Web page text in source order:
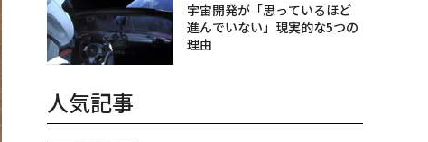
宇宙開発が「思っているほど
進んでいない」現実的な5つの
理由
人気記事